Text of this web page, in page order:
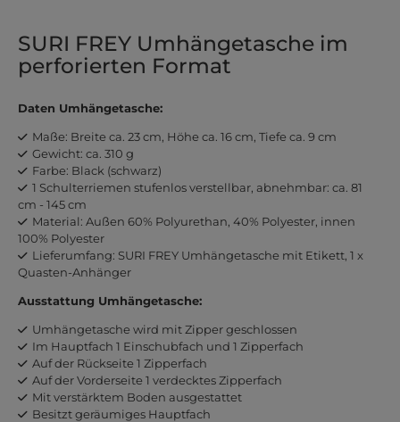
SURI FREY Umhängetasche im
perforierten Format
Daten Umhängetasche:
Maße: Breite ca. 23 cm, Höhe ca. 16 cm, Tiefe ca. 9 cm
Gewicht: ca. 310 g
Farbe: Black (schwarz)
1 Schulterriemen stufenlos verstellbar, abnehmbar: ca. 81
cm - 145 cm
Material: Außen 60% Polyurethan, 40% Polyester, innen
100% Polyester
Lieferumfang: SURI FREY Umhängetasche mit Etikett, 1 x
Quasten-Anhänger
Ausstattung Umhängetasche:
Umhängetasche wird mit Zipper geschlossen
Im Hauptfach 1 Einschubfach und 1 Zipperfach
Auf der Rückseite 1 Zipperfach
Auf der Vorderseite 1 verdecktes Zipperfach
Mit verstärktem Boden ausgestattet
Besitzt geräumiges Hauptfach